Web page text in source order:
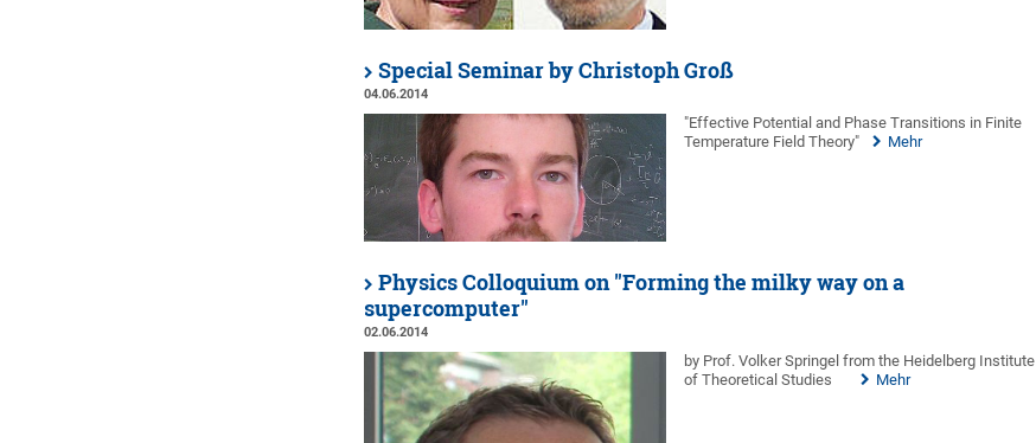
Special Seminar by Christoph Groß
04.06.2014
"Effective Potential and Phase Transitions in Finite
Temperature Field Theory"
Mehr
Physics Colloquium on "Forming the milky way on a
supercomputer"
02.06.2014
by Prof. Volker Springel from the Heidelberg Institute
of Theoretical Studies
Mehr